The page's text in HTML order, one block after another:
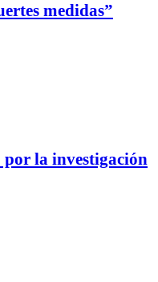
medidas”
por la investigación